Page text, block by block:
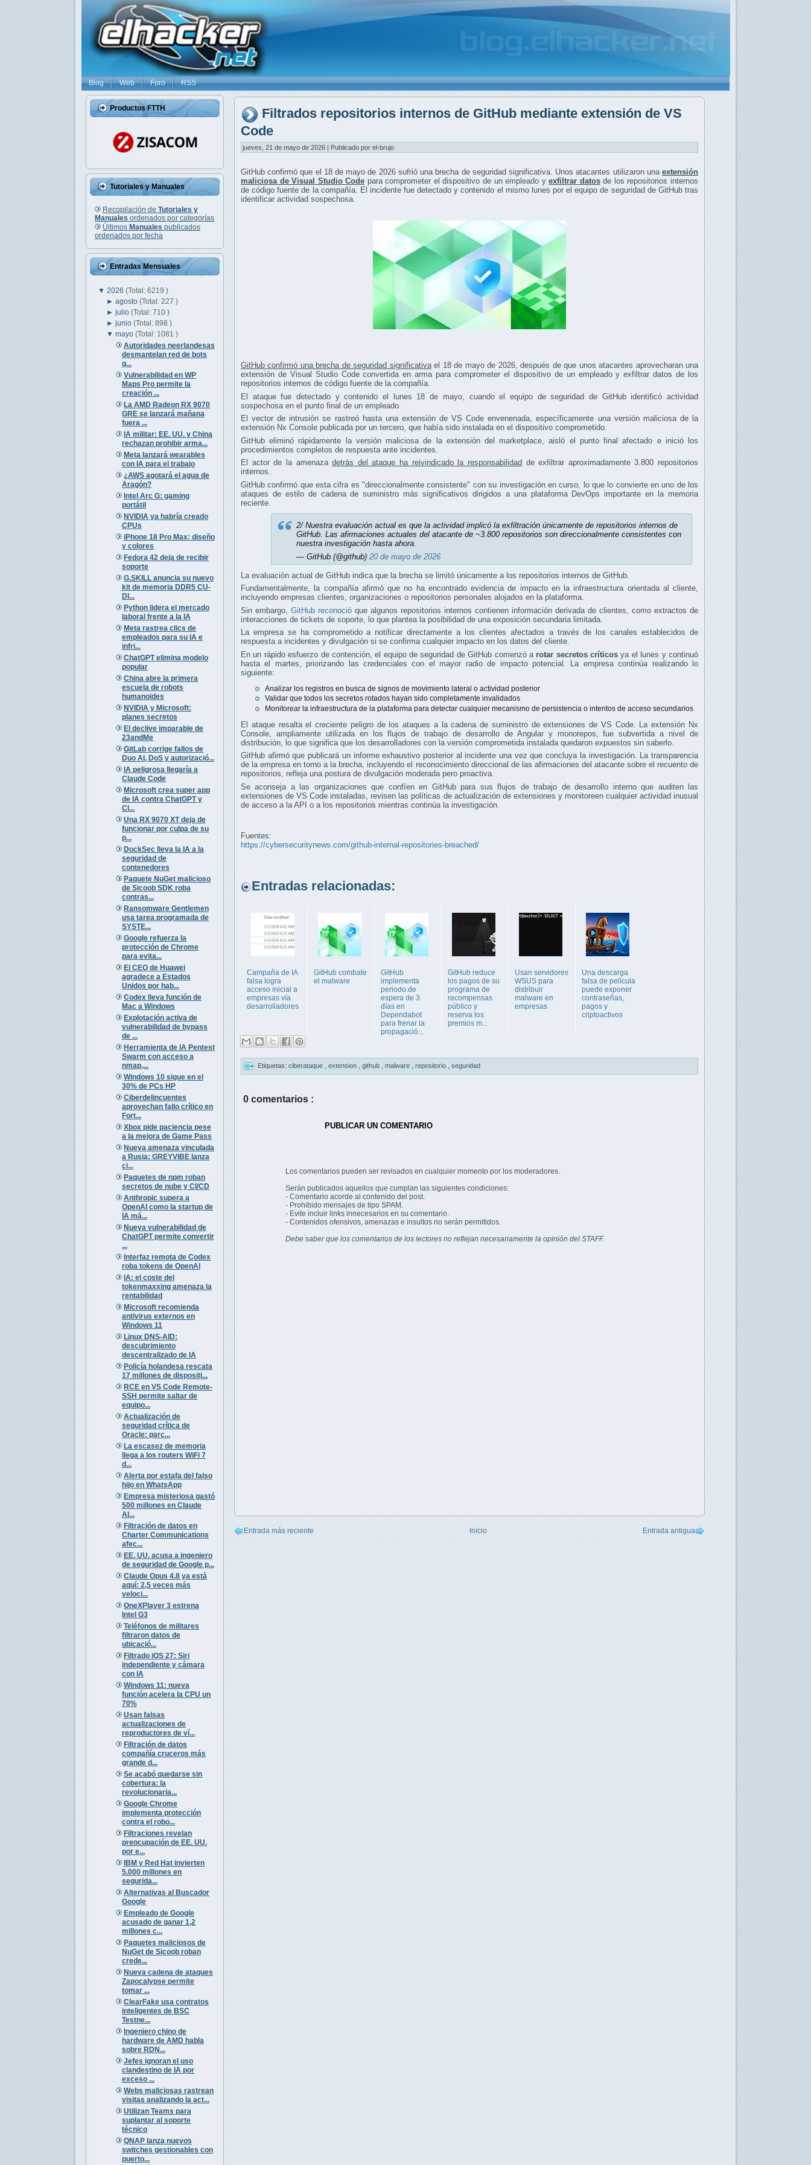
Blog Web Foro RSS
Productos FTTH
Tutoriales y Manuales
Recopilación de Tutoriales y
Manuales ordenados por categorías
Últimos Manuales publicados
ordenados por fecha
Entradas Mensuales
▼ 2026 (Total: 6219 )
►agosto(Total: 227 )
►julio(Total: 710 )
►junio(Total: 898 )
▼mayo(Total: 1081 )
Autoridades neerlandesas
desmantelan red de bots
q...
Vulnerabilidad en WP
Maps Pro permite la
creación ...
La AMD Radeon RX 9070
GRE se lanzará mañana
fuera ...
IA militar: EE. UU. y China
rechazan prohibir arma...
Meta lanzará wearables
con IA para el trabajo
¿AWS agotará el agua de
Aragón?
Intel Arc G: gaming
portátil
NVIDIA ya habría creado
CPUs
iPhone 18 Pro Max: diseño
y colores
Fedora 42 deja de recibir
soporte
G.SKILL anuncia su nuevo
kit de memoria DDR5 CU-
DI...
Python lidera el mercado
laboral frente a la IA
Meta rastrea clics de
empleados para su IA e
infri...
ChatGPT elimina modelo
popular
China abre la primera
escuela de robots
humanoides
NVIDIA y Microsoft:
planes secretos
El declive imparable de
23andMe
GitLab corrige fallos de
Duo AI, DoS y autorizació...
IA peligrosa llegaría a
Claude Code
Microsoft crea super app
de IA contra ChatGPT y
Cl...
Una RX 9070 XT deja de
funcionar por culpa de su
p...
DockSec lleva la IA a la
seguridad de
contenedores
Paquete NuGet malicioso
de Sicoob SDK roba
contras...
Ransomware Gentlemen
usa tarea programada de
SYSTE...
Google refuerza la
protección de Chrome
para evita...
El CEO de Huawei
agradece a Estados
Unidos por hab...
Codex lleva función de
Mac a Windows
Explotación activa de
vulnerabilidad de bypass
de ...
Herramienta de IA Pentest
Swarm con acceso a
nmap,...
Windows 10 sigue en el
30% de PCs HP
Ciberdelincuentes
aprovechan fallo crítico en
Fort...
Xbox pide paciencia pese
a la mejora de Game Pass
Nueva amenaza vinculada
a Rusia: GREYVIBE lanza
ci...
Paquetes de npm roban
secretos de nube y CI/CD
Anthropic supera a
OpenAI como la startup de
IA má...
Nueva vulnerabilidad de
ChatGPT permite convertir
...
Interfaz remota de Codex
roba tokens de OpenAI
IA: el coste del
tokenmaxxing amenaza la
rentabilidad
Microsoft recomienda
antivirus externos en
Windows 11
Linux DNS-AID:
descubrimiento
descentralizado de IA
Policía holandesa rescata
17 millones de dispositi...
RCE en VS Code Remote-
SSH permite saltar de
equipo...
Actualización de
seguridad crítica de
Oracle: parc...
La escasez de memoria
llega a los routers WiFi 7
d...
Alerta por estafa del falso
hijo en WhatsApp
Empresa misteriosa gastó
500 millones en Claude
AI...
Filtración de datos en
Charter Communications
afec...
EE. UU. acusa a ingeniero
de seguridad de Google p...
Claude Opus 4.8 ya está
aquí: 2,5 veces más
veloci...
OneXPlayer 3 estrena
Intel G3
Teléfonos de militares
filtraron datos de
ubicació...
Filtrado iOS 27: Siri
independiente y cámara
con IA
Windows 11: nueva
función acelera la CPU un
70%
Usan falsas
actualizaciones de
reproductores de ví...
Filtración de datos
compañía cruceros más
grande d...
Se acabó quedarse sin
cobertura: la
revolucionaria...
Google Chrome
implementa protección
contra el robo...
Filtraciones revelan
preocupación de EE. UU.
por e...
IBM y Red Hat invierten
5.000 millones en
segurida...
Alternativas al Buscador
Google
Empleado de Google
acusado de ganar 1,2
millones c...
Paquetes maliciosos de
NuGet de Sicoob roban
crede...
Nueva cadena de ataques
Zapocalypse permite
tomar ...
ClearFake usa contratos
inteligentes de BSC
Testne...
Ingeniero chino de
hardware de AMD habla
sobre RDN...
Jefes ignoran el uso
clandestino de IA por
exceso ...
Webs maliciosas rastrean
visitas analizando la act...
Utilizan Teams para
suplantar al soporte
técnico
QNAP lanza nuevos
switches gestionables con
puerto...
Filtrados repositorios internos de GitHub mediante extensión de VS
Code
jueves, 21 de mayo de 2026 | Publicado por el-brujo
GitHub confirmó que el 18 de mayo de 2026 sufrió una brecha de seguridad significativa. Unos atacantes utilizaron una extensión
maliciosa de Visual Studio Code para comprometer el dispositivo de un empleado yexfiltrar datosde los repositorios internos
de código fuente de la compañía. El incidente fue detectado y contenido el mismo lunes por el equipo de seguridad de GitHub tras
identificar actividad sospechosa.
GitHub confirmó una brecha de seguridad significativael 18 de mayo de 2026, después de que unos atacantes aprovecharan una
extensión de Visual Studio Code convertida en arma para comprometer el dispositivo de un empleado y exfiltrar datos de los
repositorios internos de código fuente de la compañía.
El ataque fue detectado y contenido el lunes 18 de mayo, cuando el equipo de seguridad de GitHub identificó actividad
sospechosa en el punto final de un empleado.
El vector de intrusión se rastreó hasta una extensión de VS Code envenenada, específicamente una versión maliciosa de la
extensión Nx Console publicada por un tercero, que había sido instalada en el dispositivo comprometido.
GitHub eliminó rápidamente la versión maliciosa de la extensión del marketplace, aisló el punto final afectado e inició los
procedimientos completos de respuesta ante incidentes.
El actor de la amenazadetrás del ataque ha reivindicado la responsabilidad de exfiltrar aproximadamente 3.800 repositorios
internos.
GitHub confirmó que esta cifra es "direccionalmente consistente" con su investigación en curso, lo que lo convierte en uno de los
ataques de estilo de cadena de suministro más significativos dirigidos a una plataforma DevOps importante en la memoria
reciente.
2/ Nuestra evaluación actual es que la actividad implicó la exfiltración únicamente de repositorios internos de
GitHub. Las afirmaciones actuales del atacante de ~3.800 repositorios son direccionalmente consistentes con
nuestra investigación hasta ahora.
— GitHub (@github) 20 de mayo de 2026
La evaluación actual de GitHub indica que la brecha se limitó únicamente a los repositorios internos de GitHub.
Fundamentalmente, la compañía afirmó que no ha encontrado evidencia de impacto en la infraestructura orientada al cliente,
incluyendo empresas clientes, organizaciones o repositorios personales alojados en la plataforma.
Sin embargo, GitHub reconoció que algunos repositorios internos contienen información derivada de clientes, como extractos de
interacciones de tickets de soporte, lo que plantea la posibilidad de una exposición secundaria limitada.
La empresa se ha comprometido a notificar directamente a los clientes afectados a través de los canales establecidos de
respuesta a incidentes y divulgación si se confirma cualquier impacto en los datos del cliente.
En un rápido esfuerzo de contención, el equipo de seguridad de GitHub comenzó a rotar secretos críticos ya el lunes y continuó
hasta el martes, priorizando las credenciales con el mayor radio de impacto potencial. La empresa continúa realizando lo
siguiente:
Analizar los registros en busca de signos de movimiento lateral o actividad posterior
Validar que todos los secretos rotados hayan sido completamente invalidados
Monitorear la infraestructura de la plataforma para detectar cualquier mecanismo de persistencia o intentos de acceso secundarios
El ataque resalta el creciente peligro de los ataques a la cadena de suministro de extensiones de VS Code. La extensión Nx
Console, ampliamente utilizada en los flujos de trabajo de desarrollo de Angular y monorepos, fue subvertida a nivel de
distribución, lo que significa que los desarrolladores con la versión comprometida instalada quedaron expuestos sin saberlo.
GitHub afirmó que publicará un informe exhaustivo posterior al incidente una vez que concluya la investigación. La transparencia
de la empresa en torno a la brecha, incluyendo el reconocimiento direccional de las afirmaciones del atacante sobre el recuento de
repositorios, refleja una postura de divulgación moderada pero proactiva.
Se aconseja a las organizaciones que confíen en GitHub para sus flujos de trabajo de desarrollo interno que auditen las
extensiones de VS Code instaladas, revisen las políticas de actualización de extensiones y monitoreen cualquier actividad inusual
de acceso a la API o a los repositorios mientras continúa la investigación.
Fuentes:
https://cybersecuritynews.com/github-internal-repositories-breached/
Entradas relacionadas:
Campaña de IA
falsa logra
acceso inicial a
empresas vía
desarrolladores
GitHub combate
el malware
GitHub
implementa
periodo de
espera de 3
días en
Dependabot
para frenar la
propagació...
GitHub reduce
los pagos de su
programa de
recompensas
público y
reserva los
premios m...
Usan servidores
WSUS para
distribuir
malware en
empresas
Una descarga
falsa de película
puede exponer
contraseñas,
pagos y
criptoactivos
Etiquetas: ciberataque extension github malware repositorio seguridad
0 comentarios :
PUBLICAR UN COMENTARIO
Los comentarios pueden ser revisados en cualquier momento por los moderadores.
Serán publicados aquellos que cumplan las siguientes condiciones:
- Comentario acorde al contenido del post.
- Prohibido mensajes de tipo SPAM.
- Evite incluir links innecesarios en su comentario.
- Contenidos ofensivos, amenazas e insultos no serán permitidos.
Debe saber que los comentarios de los lectores no reflejan necesariamente la opinión del STAFF.
Entrada más reciente Entrada antigua
Inicio